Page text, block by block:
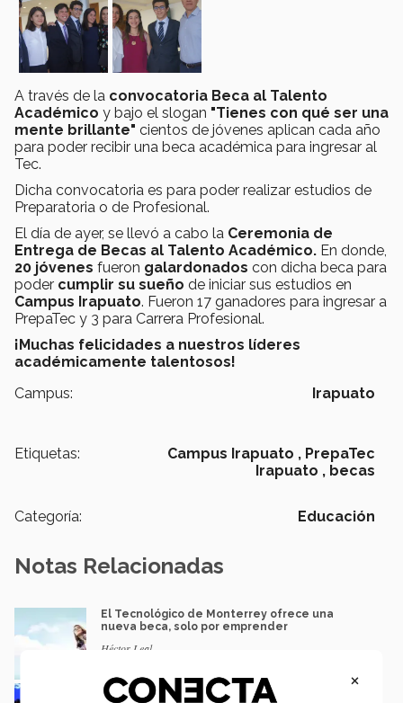
A través de la convocatoria Beca al Talento
Académico y bajo el slogan "Tienes con qué ser una
mente brillante" cientos de jóvenes aplican cada año
para poder recibir una beca académica para ingresar al
Tec.
Dicha convocatoria es para poder realizar estudios de
Preparatoria o de Profesional.
El día de ayer, se llevó a cabo la Ceremonia de
Entrega de Becas al Talento Académico. En donde,
20 jóvenes fueron galardonados con dicha beca para
poder cumplir su sueño de iniciar sus estudios en
Campus Irapuato. Fueron 17 ganadores para ingresar a
PrepaTec y 3 para Carrera Profesional.
¡Muchas felicidades a nuestros líderes
académicamente talentosos!
Campus:
Irapuato
Etiquetas: Campus Irapuato , PrepaTec
Irapuato , becas
Categoría: Educación
Notas Relacionadas
El Tecnológico de Monterrey ofrece una
nueva beca, solo por emprender
Héctor Leal
Ellos son los nuevos estudiantes con beca
×